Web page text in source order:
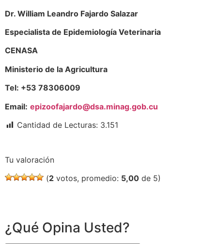
Dr. William Leandro Fajardo Salazar
Especialista de Epidemiología Veterinaria
CENASA
Ministerio de la Agricultura
Tel: +53 78306009
Email: epizoofajardo@dsa.minag.gob.cu
Cantidad de Lecturas: 3.151
Tu valoración
(2 votos, promedio: 5,00 de 5)
¿Qué Opina Usted?